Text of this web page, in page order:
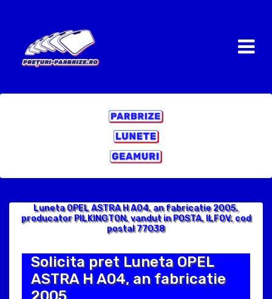
Luneta OPEL ASTRA H A04, an fabricatie 2005,
producator PILKINGTON, vandut in POSTA, ILFOV, cod
postal 77038
Solicita pret Luneta OPEL
ASTRA H A04, an fabricatie